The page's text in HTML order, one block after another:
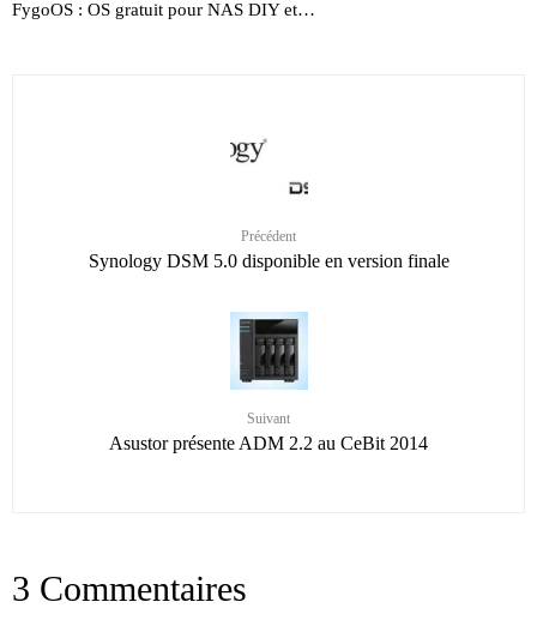
FygoOS : OS gratuit pour NAS DIY et…
Précédent
Synology DSM 5.0 disponible en version finale
Suivant
Asustor présente ADM 2.2 au CeBit 2014
3 Commentaires